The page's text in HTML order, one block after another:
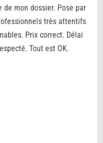
de mon dossier. Pose par
très attentifs
Prix correct. Délai
Tout est OK.